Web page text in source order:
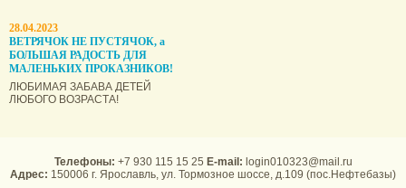
28.04.2023
ВЕТРЯЧОК НЕ ПУСТЯЧОК, а
БОЛЬШАЯ РАДОСТЬ ДЛЯ
МАЛЕНЬКИХ ПРОКАЗНИКОВ!
ЛЮБИМАЯ ЗАБАВА ДЕТЕЙ
ЛЮБОГО ВОЗРАСТА!
Телефоны: +7 930 115 15 25 E-mail: login010323@mail.ru
Адрес: 150006 г. Ярославль, ул. Тормозное шоссе, д.109 (пос.Нефтебазы)